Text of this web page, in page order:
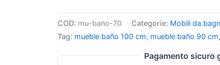
COD: mu-bano-70 Categorie: Mobili da
Tag: mueble baño 100 cm, mueble baño 90 cm,
Pagamento sicuro